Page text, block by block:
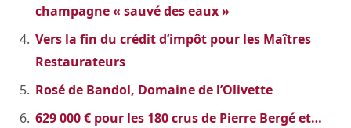
champagne « sauvé des eaux »
Vers la fin du crédit d’impôt pour les Maîtres
Restaurateurs
Rosé de Bandol, Domaine de l’Olivette
629 000 € pour les 180 crus de Pierre Bergé et…